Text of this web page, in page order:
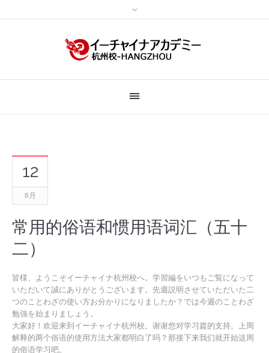
12
8月
常用的俗语和惯用语词汇（五十
二）
皆様、ようこそイーチャイナ杭州校へ。学習編をいつもご覧になって
いただいて誠にありがとうございます。先週説明させていただいた二
つのことわざの使い方お分かりになりましたか？では今週のことわざ
勉強を始まりましょう。
大家好！欢迎来到イーチャイナ杭州校。谢谢您对学习篇的支持。上周
解释的两个俗语的使用方法大家都明白了吗？那接下来我们就开始这周
的俗语学习吧。